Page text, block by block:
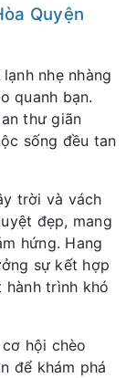
Quyện
nhẹ nhàng
quanh bạn.
thư giãn
sống đều tan
trời và vách
đẹp, mang
hứng. Hang
sự kết hợp
hành trình khó
hội chèo
để khám phá